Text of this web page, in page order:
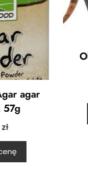
agar
57g
zł